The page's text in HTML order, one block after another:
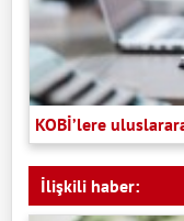
KOBİ’lere
İlişkili haber: